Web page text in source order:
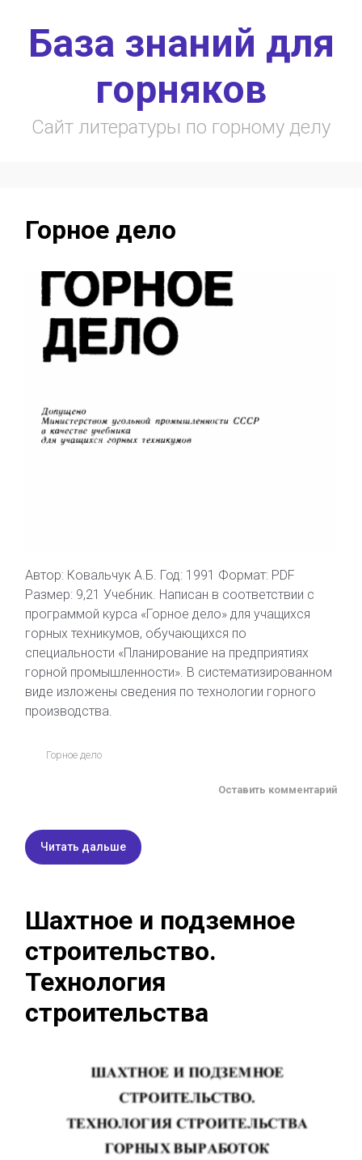
База знаний для
горняков
Сайт литературы по горному делу
Горное дело
Автор: Ковальчук А.Б. Год: 1991 Формат: PDF
Размер: 9,21 Учебник. Написан в соответствии с
программой курса «Горное дело» для учащихся
горных техникумов, обучающихся по
специальности «Планирование на предприятиях
горной промышленности». В систематизированном
виде изложены сведения по технологии горного
производства.
Горное дело
Оставить комментарий
Читать дальше
Шахтное и подземное
строительство.
Технология
строительства